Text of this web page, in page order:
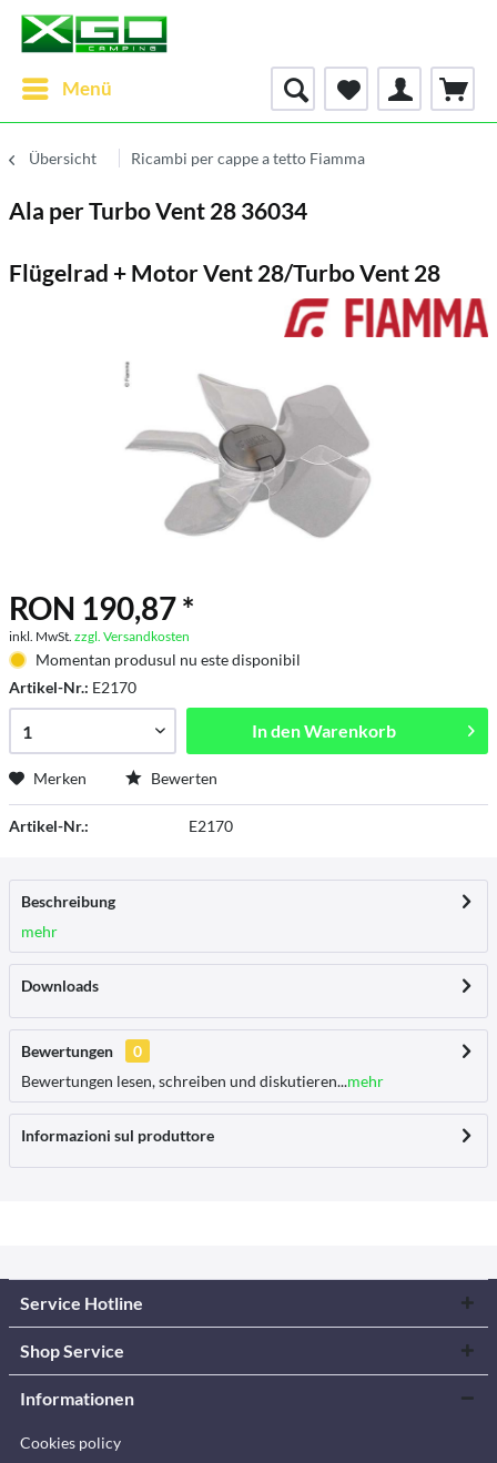
Menü
Übersicht Ricambi per cappe a tetto Fiamma
Ala per Turbo Vent 28 36034
Flügelrad + Motor Vent 28/Turbo Vent 28
RON 190,87 *
inkl. MwSt. zzgl. Versandkosten
Momentan produsul nu este disponibil
Artikel-Nr.: E2170
In denWarenkorb
Merken Bewerten
Artikel-Nr.: E2170
Beschreibung
mehr
Downloads
Bewertungen
0
Bewertungen lesen, schreiben und diskutieren...mehr
Informazioni sul produttore
Service Hotline
Shop Service
Informationen
Cookies policy